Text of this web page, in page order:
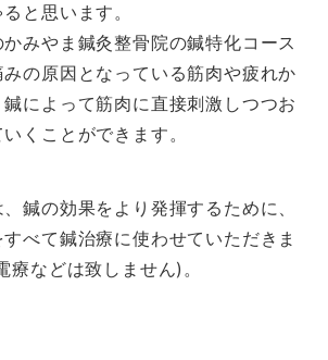
と思います。
みやま鍼灸整骨院の鍼特化コース
の原因となっている筋肉や疲れか
によって筋肉に直接刺激しつつお
くことができます。
鍼の効果をより発揮するために、
べて鍼治療に使わせていただきま
療などは致しません)。